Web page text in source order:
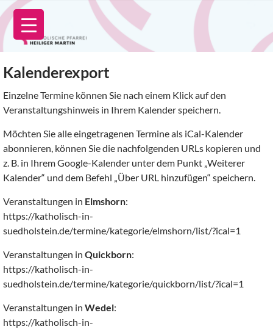
Zum
Inhalt
springen
Kalenderexport
Einzelne Termine können Sie nach einem Klick auf den
Veranstaltungshinweis in Ihrem Kalender speichern.
Möchten Sie alle eingetragenen Termine als iCal-Kalender
abonnieren, können Sie die nachfolgenden URLs kopieren und
z. B. in Ihrem Google-Kalender unter dem Punkt „Weiterer
Kalender“ und dem Befehl „Über URL hinzufügen“ speichern.
Veranstaltungen in Elmshorn:
https://katholisch-in-
suedholstein.de/termine/kategorie/elmshorn/list/?ical=1
Veranstaltungen in Quickborn:
https://katholisch-in-
suedholstein.de/termine/kategorie/quickborn/list/?ical=1
Veranstaltungen in Wedel:
https://katholisch-in-